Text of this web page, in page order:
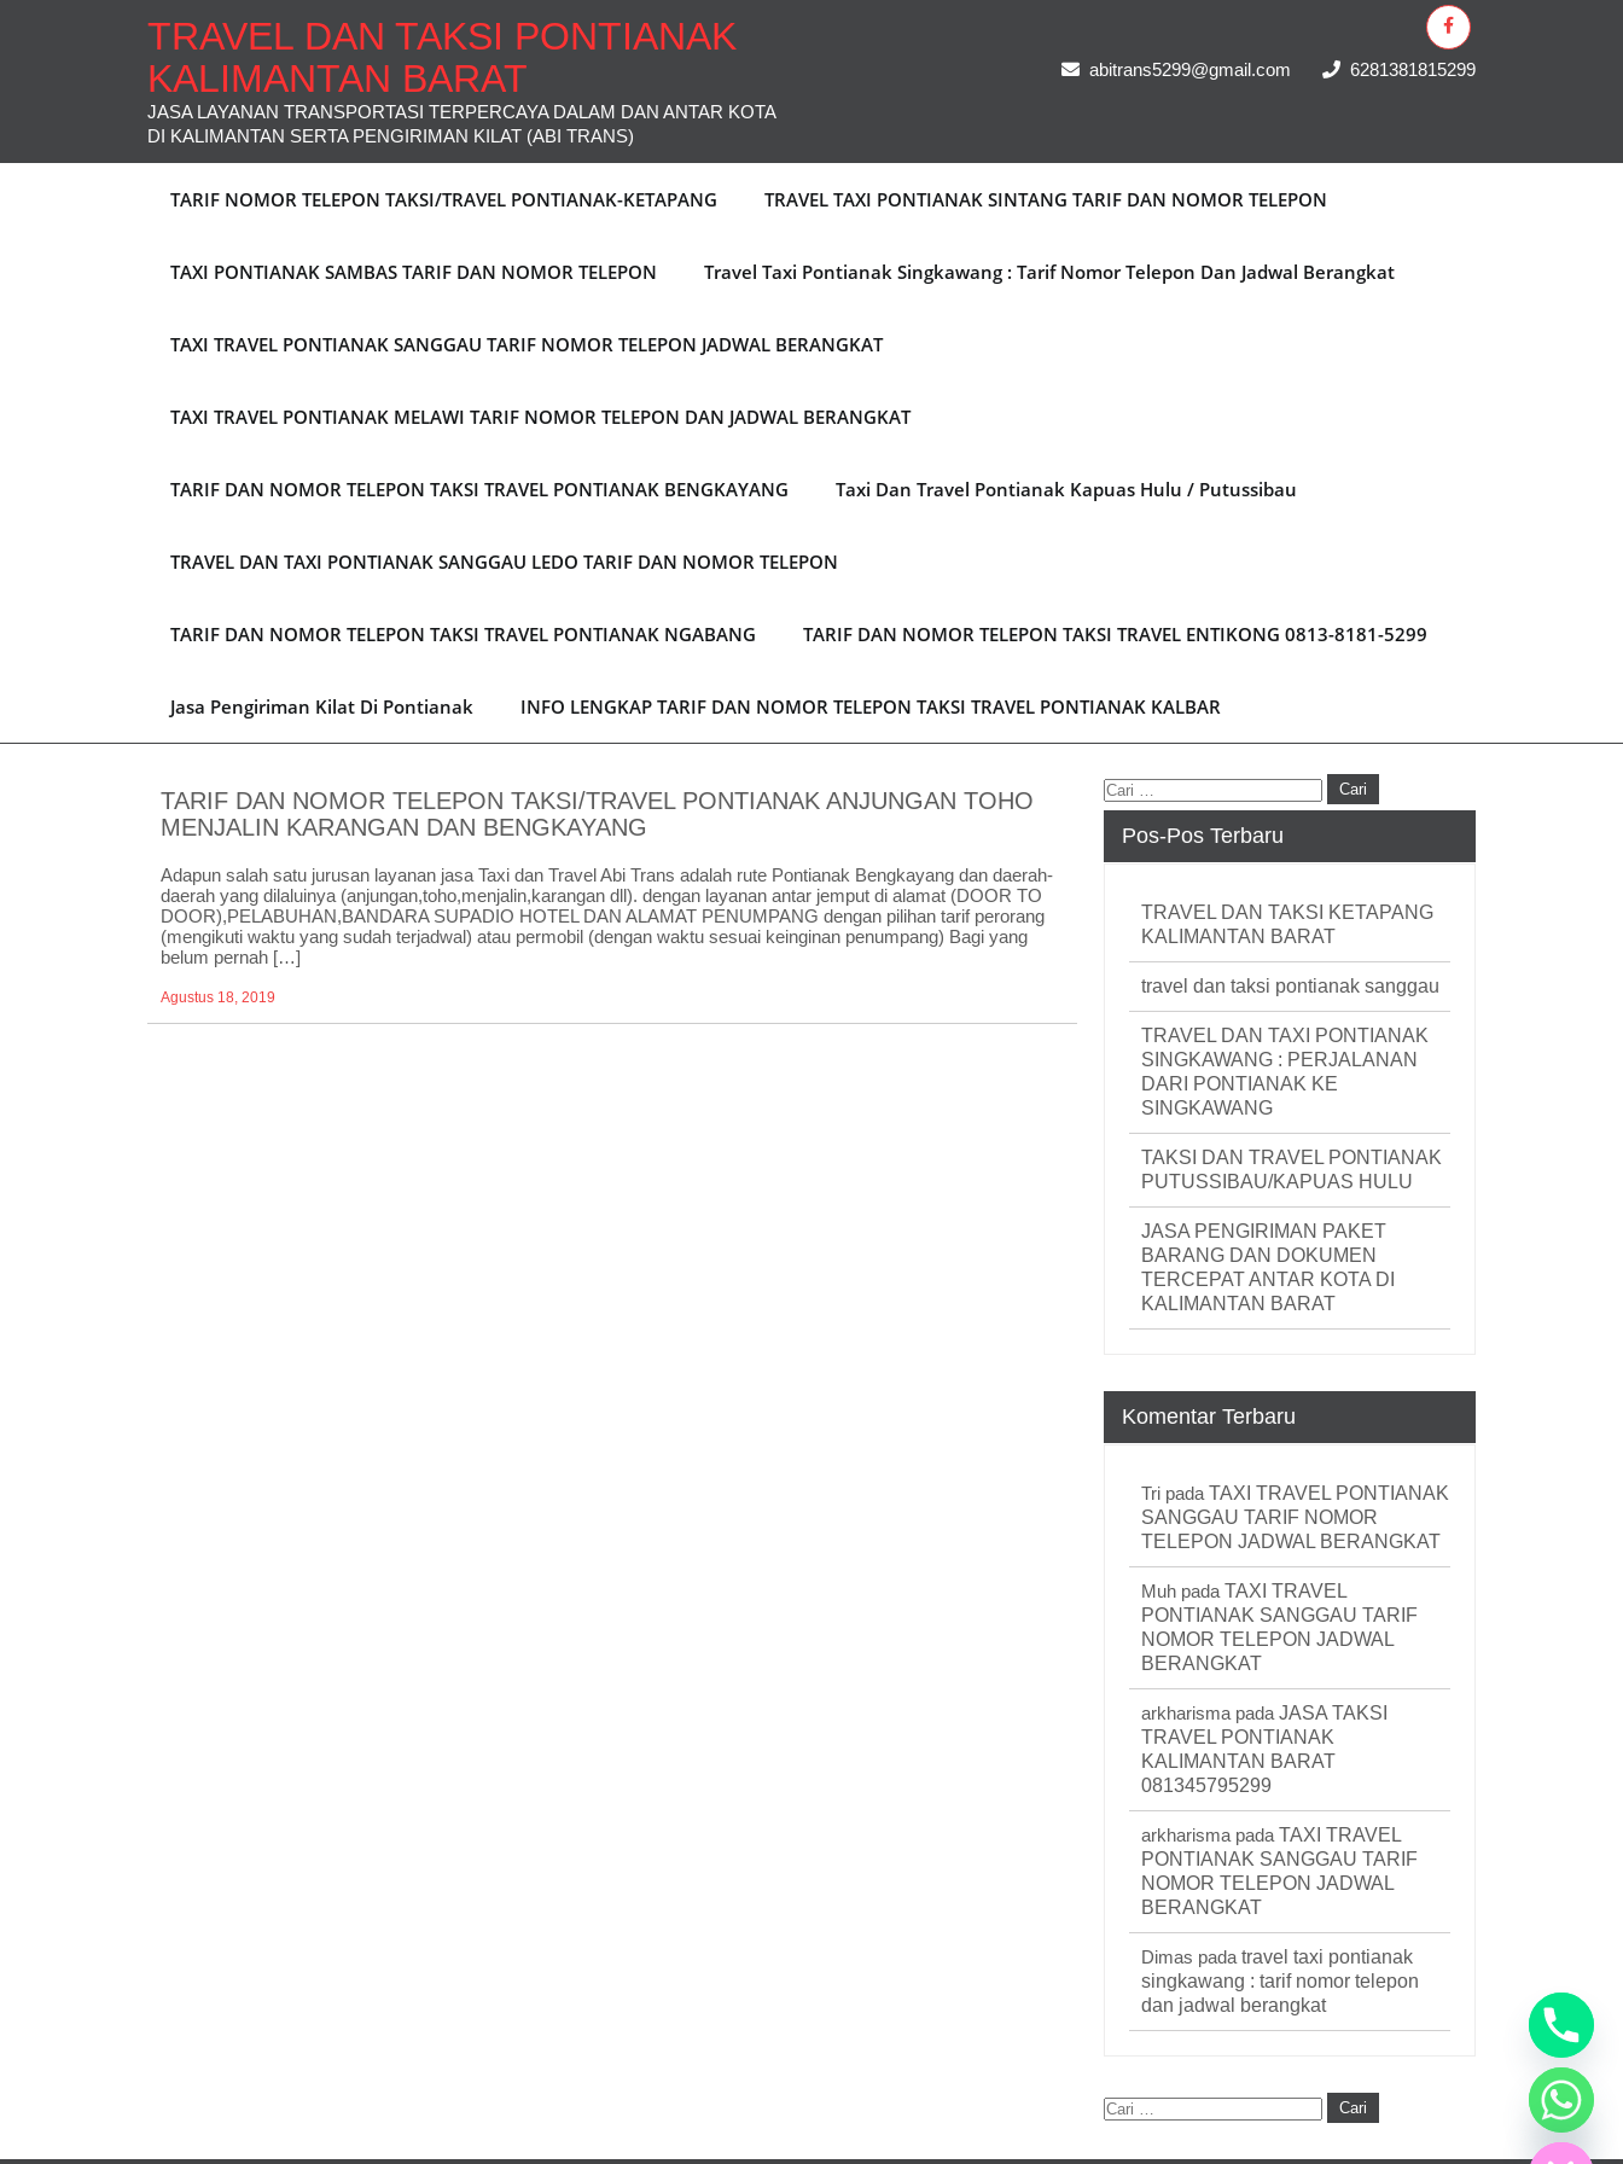
TRAVEL DAN TAKSI PONTIANAK
KALIMANTAN BARAT
JASA LAYANAN TRANSPORTASI TERPERCAYA DALAM DAN ANTAR KOTA
DI KALIMANTAN SERTA PENGIRIMAN KILAT (ABI TRANS)
abitrans5299@gmail.com 6281381815299
TARIF NOMOR TELEPON TAKSI/TRAVEL PONTIANAK-KETAPANG TRAVEL TAXI PONTIANAK SINTANG TARIF DAN NOMOR TELEPON
TAXI PONTIANAK SAMBAS TARIF DAN NOMOR TELEPON Travel Taxi Pontianak Singkawang : Tarif Nomor Telepon Dan Jadwal Berangkat
TAXI TRAVEL PONTIANAK SANGGAU TARIF NOMOR TELEPON JADWAL BERANGKAT
TAXI TRAVEL PONTIANAK MELAWI TARIF NOMOR TELEPON DAN JADWAL BERANGKAT
TARIF DAN NOMOR TELEPON TAKSI TRAVEL PONTIANAK BENGKAYANG Taxi Dan Travel Pontianak Kapuas Hulu / Putussibau
TRAVEL DAN TAXI PONTIANAK SANGGAU LEDO TARIF DAN NOMOR TELEPON
TARIF DAN NOMOR TELEPON TAKSI TRAVEL PONTIANAK NGABANG TARIF DAN NOMOR TELEPON TAKSI TRAVEL ENTIKONG 0813-8181-5299
Jasa Pengiriman Kilat Di Pontianak INFO LENGKAP TARIF DAN NOMOR TELEPON TAKSI TRAVEL PONTIANAK KALBAR
TARIF DAN NOMOR TELEPON TAKSI/TRAVEL PONTIANAK ANJUNGAN TOHO
MENJALIN KARANGAN DAN BENGKAYANG
Adapun salah satu jurusan layanan jasa Taxi dan Travel Abi Trans adalah rute Pontianak Bengkayang dan daerah-
daerah yang dilaluinya (anjungan,toho,menjalin,karangan dll). dengan layanan antar jemput di alamat (DOOR TO
DOOR),PELABUHAN,BANDARA SUPADIO HOTEL DAN ALAMAT PENUMPANG dengan pilihan tarif perorang
(mengikuti waktu yang sudah terjadwal) atau permobil (dengan waktu sesuai keinginan penumpang) Bagi yang
belum pernah […]
Agustus 18, 2019
Pos-Pos Terbaru
TRAVEL DAN TAKSI KETAPANG
KALIMANTAN BARAT
travel dan taksi pontianak sanggau
TRAVEL DAN TAXI PONTIANAK
SINGKAWANG : PERJALANAN
DARI PONTIANAK KE
SINGKAWANG
TAKSI DAN TRAVEL PONTIANAK
PUTUSSIBAU/KAPUAS HULU
JASA PENGIRIMAN PAKET
BARANG DAN DOKUMEN
TERCEPAT ANTAR KOTA DI
KALIMANTAN BARAT
Komentar Terbaru
Tri pada TAXI TRAVEL PONTIANAK
SANGGAU TARIF NOMOR
TELEPON JADWAL BERANGKAT
Muh pada TAXI TRAVEL
PONTIANAK SANGGAU TARIF
NOMOR TELEPON JADWAL
BERANGKAT
arkharisma pada JASA TAKSI
TRAVEL PONTIANAK
KALIMANTAN BARAT
081345795299
arkharisma pada TAXI TRAVEL
PONTIANAK SANGGAU TARIF
NOMOR TELEPON JADWAL
BERANGKAT
Dimas pada travel taxi pontianak
singkawang : tarif nomor telepon
dan jadwal berangkat
Hide chaty